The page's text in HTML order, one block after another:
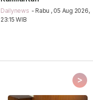
Dailynews - Rabu , 05 Aug 2026,
23:15 WIB
>